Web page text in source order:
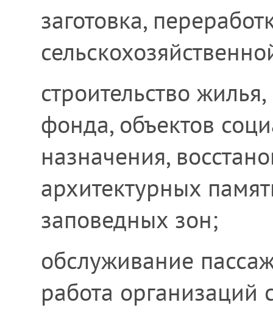
заготовка,
строительство
фонда, объектов
назначения,
архитектурных
заповедных зон;
обслуживание
работа организаций